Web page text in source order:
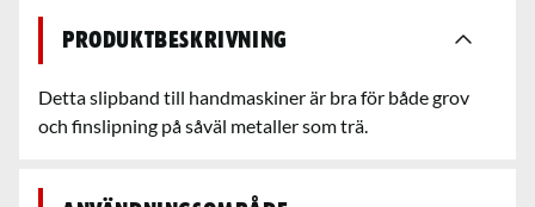
Produktbeskrivning
Detta slipband till handmaskiner är bra för både grov
och finslipning på såväl metaller som trä.